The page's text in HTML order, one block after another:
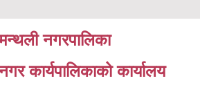
नगरपालिका
कार्यपालिकाको कार्यालय